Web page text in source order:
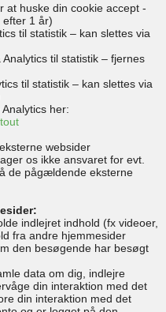
at huske din cookie accept -
efter 1 år)
til statistik – kan slettes via
til statistik – fjernes
til statistik – kan slettes via
her:
websider
os ikke ansvaret for evt.
de pågældende eksterne
indlejret indhold (fx videoer,
fra andre hjemmesider
den besøgende har besøgt
data om dig, indlejre
din interaktion med det
din interaktion med det